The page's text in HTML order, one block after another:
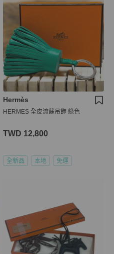
Hermès
HERMES 全皮流蘇吊飾 綠色
TWD 12,800
全新品 本地 免運